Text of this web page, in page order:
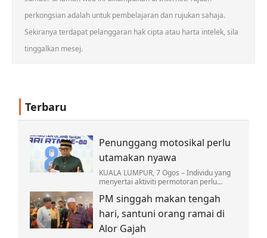
perkongsian adalah untuk pembelajaran dan rujukan sahaja.
Sekiranya terdapat pelanggaran hak cipta atau harta intelek, sila
tinggalkan mesej.
Terbaru
Penunggang motosikal perlu
utamakan nyawa
KUALA LUMPUR, 7 Ogos – Individu yang
menyertai aktiviti permotoran perlu
Nafs dengan memastikan hobi
berkenaan tidak…
PM singgah makan tengah
hari, santuni orang ramai di
Alor Gajah